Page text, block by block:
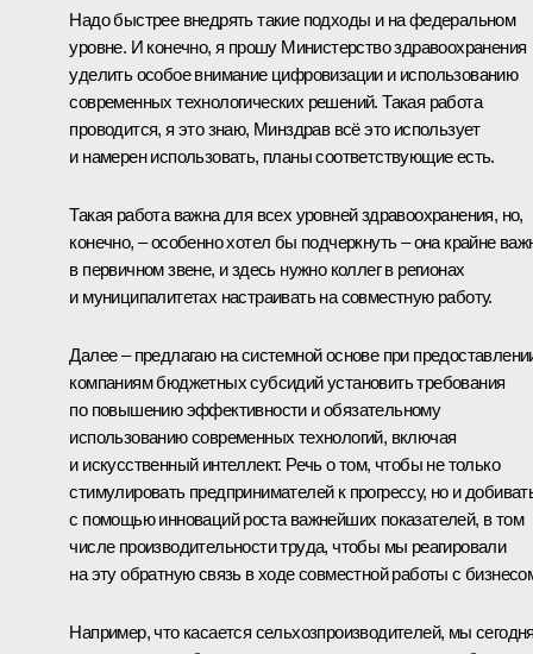
Надо быстрее внедрять такие подходы и на федеральном
уровне. И конечно, я прошу Министерство здравоохранения
уделить особое внимание цифровизации и использованию
современных технологических решений. Такая работа
проводится, я это знаю, Минздрав всё это использует
и намерен использовать, планы соответствующие есть.
Такая работа важна для всех уровней здравоохранения, но,
конечно, – особенно хотел бы подчеркнуть – она крайне
в первичном звене, и здесь нужно коллег в регионах
и муниципалитетах настраивать на совместную работу.
Далее – предлагаю на системной основе при
компаниям бюджетных субсидий установить требования
по повышению эффективности и обязательному
использованию современных технологий, включая
и искусственный интеллект. Речь о том, чтобы не только
стимулировать предпринимателей к прогрессу, но и
с помощью инноваций роста важнейших показателей, в том
числе производительности труда, чтобы мы реагировали
на эту обратную связь в ходе совместной работы с
Например, что касается сельхозпроизводителей, мы